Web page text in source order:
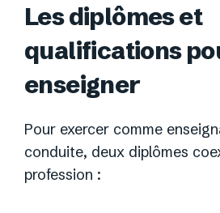
Les diplômes et
qualifications
enseigner
Pour exercer comme
conduite, deux diplômes
profession :